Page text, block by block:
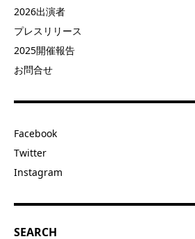
2026出演者
プレスリリース
2025開催報告
お問合せ
Facebook
Twitter
Instagram
SEARCH